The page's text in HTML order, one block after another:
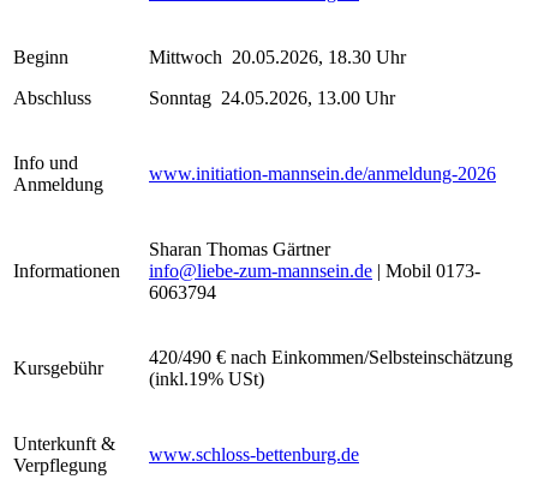
Beginn
Abschluss
Mittwoch 20.05.2026, 18.30 Uhr
Sonntag 24.05.2026, 13.00 Uhr
Info und
Anmeldung
www.initiation-mannsein.de/anmeldung-2026
Informationen
Sharan Thomas Gärtner
info@liebe-zum-mannsein.de | Mobil 0173-
6063794
Kursgebühr
420/490 € nach Einkommen/Selbsteinschätzung
(inkl.19% USt)
Unterkunft &
Verpflegung
www.schloss-bettenburg.de